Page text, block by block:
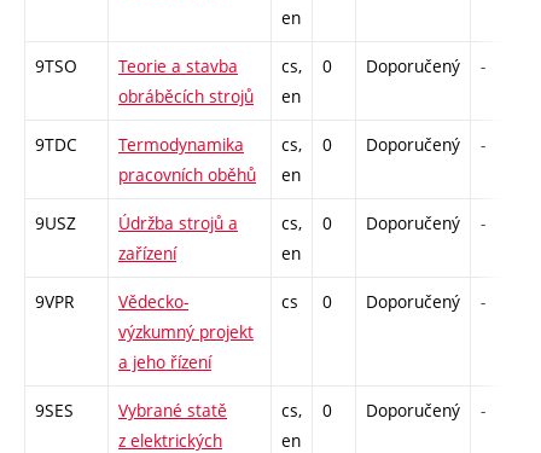
en
9TSO
Teorie a stavba
obráběcích strojů
cs,
en
0 Doporučený -
9TDC
Termodynamika
pracovních oběhů
cs,
en
0 Doporučený -
9USZ
Údržba strojů a
zařízení
cs,
en
0 Doporučený -
9VPR
Vědecko-
výzkumný projekt
a jeho řízení
cs 0 Doporučený -
9SES
Vybrané statě
z elektrických
cs,
en
0 Doporučený -